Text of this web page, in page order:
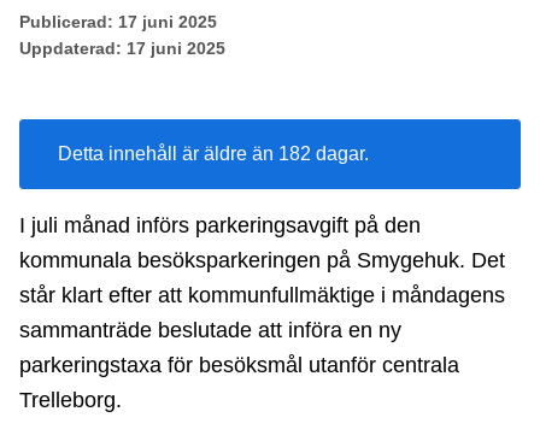
Publicerad: 17 juni 2025
Uppdaterad: 17 juni 2025
Detta innehåll är äldre än 182 dagar.
I juli månad införs parkeringsavgift på den
kommunala besöksparkeringen på Smygehuk. Det
står klart efter att kommunfullmäktige i måndagens
sammanträde beslutade att införa en ny
parkeringstaxa för besöksmål utanför centrala
Trelleborg.